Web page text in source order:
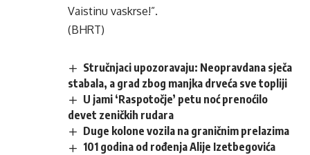
Vaistinu vaskrse!”.
(BHRT)
Stručnjaci upozoravaju: Neopravdana sječa
stabala, a grad zbog manjka drveća sve topliji
U jami ‘Raspotočje’ petu noć prenoćilo
devet zeničkih rudara
Duge kolone vozila na graničnim prelazima
101 godina od rođenja Alije Izetbegovića